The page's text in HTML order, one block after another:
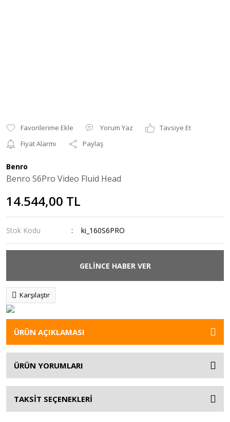
Yorum Yaz
Tavsiye Et
Fiyat Alarmı
Paylaş
Benro
Benro S6Pro Video Fluid Head
14.544,00 TL
Stok Kodu ki_160S6PRO
GELİNCE HABER VER
Karşılaştır
ÜRÜN AÇIKLAMASI
ÜRÜN YORUMLARI
TAKSİT SEÇENEKLERİ